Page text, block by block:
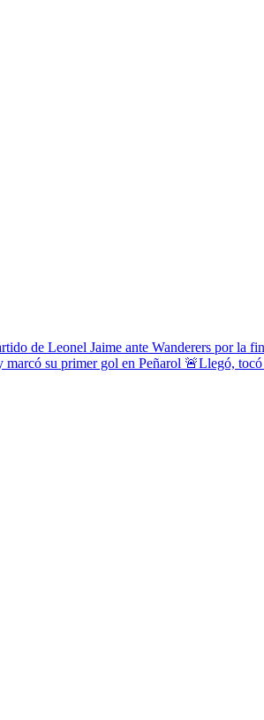
de Leonel Jaime ante Wanderers por la
su primer gol en Peñarol 🚨Llegó, tocó